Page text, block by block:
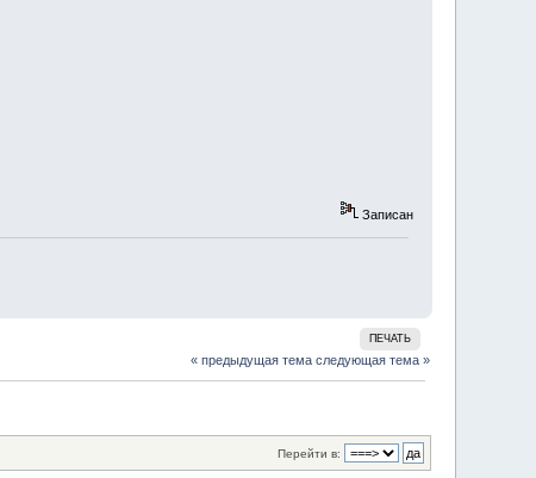
Записан
ПЕЧАТЬ
« предыдущая тема следующая тема »
Перейти в: